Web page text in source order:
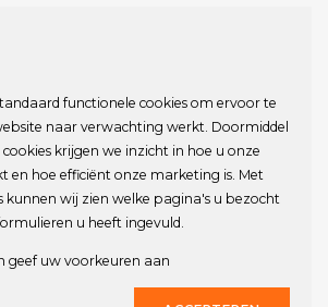
Vereniging van Golfspelende
Journalisten.
rechten voorbehouden.
Statement
functionele cookies om ervoor te
naar verwachting werkt. Doormiddel
krijgen we inzicht in hoe u onze
en hoe efficiënt onze marketing is. Met
kunnen wij zien welke pagina's u bezocht
u heeft ingevuld.
geef uw voorkeuren aan